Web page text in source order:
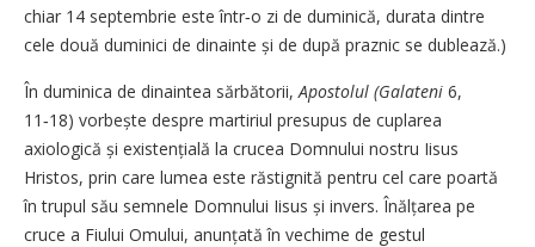
chiar 14 septembrie este într‑o zi de duminică, durata dintre
cele două duminici de dinainte și de după praznic se dublează.)
În duminica de dinaintea sărbătorii,Apostolul (Galateni 6,
11‑18) vorbește despre martiriul presupus de cuplarea
axiologică și existențială la crucea Domnului nostru Iisus
Hristos, prin care lumea este răstignită pentru cel care poartă
în trupul său semnele Domnului Iisus și invers. Înălțarea pe
cruce a Fiului Omului, anunțată în vechime de gestul